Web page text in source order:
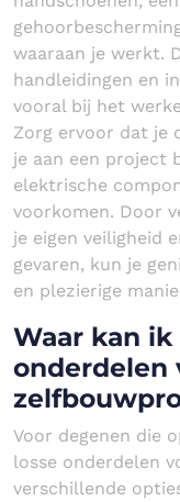
waaraan je werkt.
handleidingen en
vooral bij het
Zorg ervoor dat je
je aan een project
elektrische
voorkomen. Door
je eigen veiligheid
gevaren, kun je
en plezierige
Waar kan
onderdelen
Voor degenen die
losse onderdelen
verschillende